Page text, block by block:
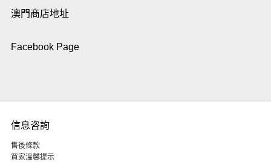
澳門商店地址
Facebook Page
信息咨詢
售後條款
買家溫馨提示